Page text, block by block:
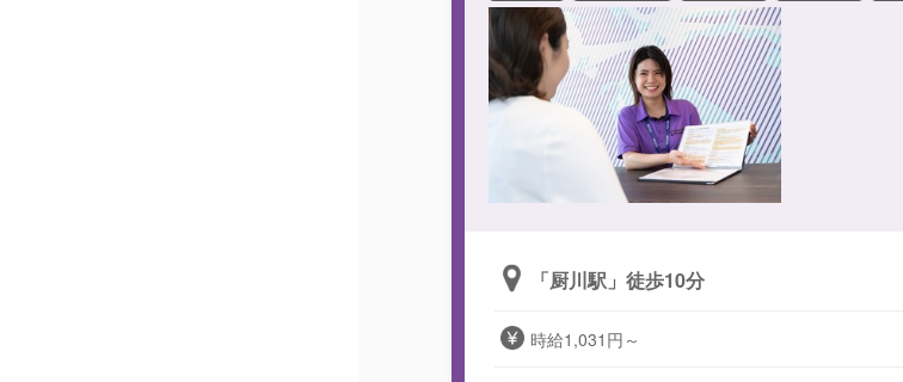
「厨川駅」徒歩10分
時給1,031円～